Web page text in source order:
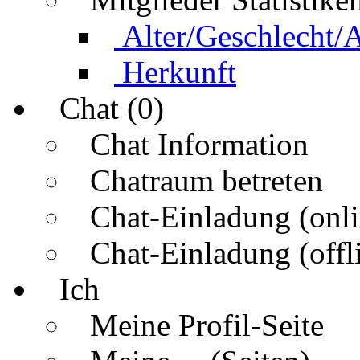
Alter/Geschlecht/
Herkunft
Chat (0)
Chat Information
Chatraum betreten
Chat-Einladung
Chat-Einladung
Ich
Meine Profil-Seite